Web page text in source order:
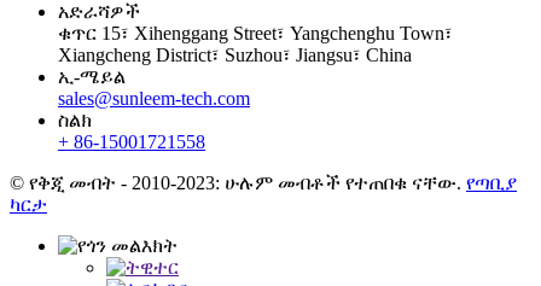
አድራሻዎች
ቁጥር 15፣ Xihenggang Street፣ Yangchenghu Town፣
Xiangcheng District፣ Suzhou፣ Jiangsu፣ China
ኢ-ሜይል
sales@sunleem-tech.com
ስልክ
+ 86-15001721558
© የቅጂ መብት - 2010-2023: ሁሉም መብቶች የተጠበቁ ናቸው. የጣቢያ
ካርታ